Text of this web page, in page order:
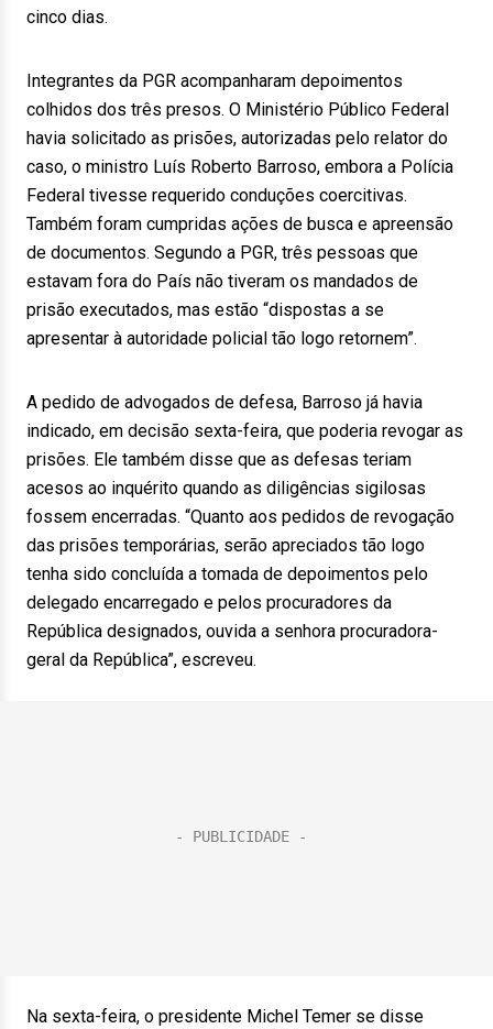
cinco dias.
Integrantes da PGR acompanharam depoimentos
colhidos dos três presos. O Ministério Público Federal
havia solicitado as prisões, autorizadas pelo relator do
caso, o ministro Luís Roberto Barroso, embora a Polícia
Federal tivesse requerido conduções coercitivas.
Também foram cumpridas ações de busca e apreensão
de documentos. Segundo a PGR, três pessoas que
estavam fora do País não tiveram os mandados de
prisão executados, mas estão “dispostas a se
apresentar à autoridade policial tão logo retornem”.
A pedido de advogados de defesa, Barroso já havia
indicado, em decisão sexta-feira, que poderia revogar as
prisões. Ele também disse que as defesas teriam
acesos ao inquérito quando as diligências sigilosas
fossem encerradas. “Quanto aos pedidos de revogação
das prisões temporárias, serão apreciados tão logo
tenha sido concluída a tomada de depoimentos pelo
delegado encarregado e pelos procuradores da
República designados, ouvida a senhora procuradora-
geral da República”, escreveu.
Na sexta-feira, o presidente Michel Temer se disse